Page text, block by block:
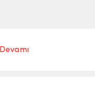
Devamı